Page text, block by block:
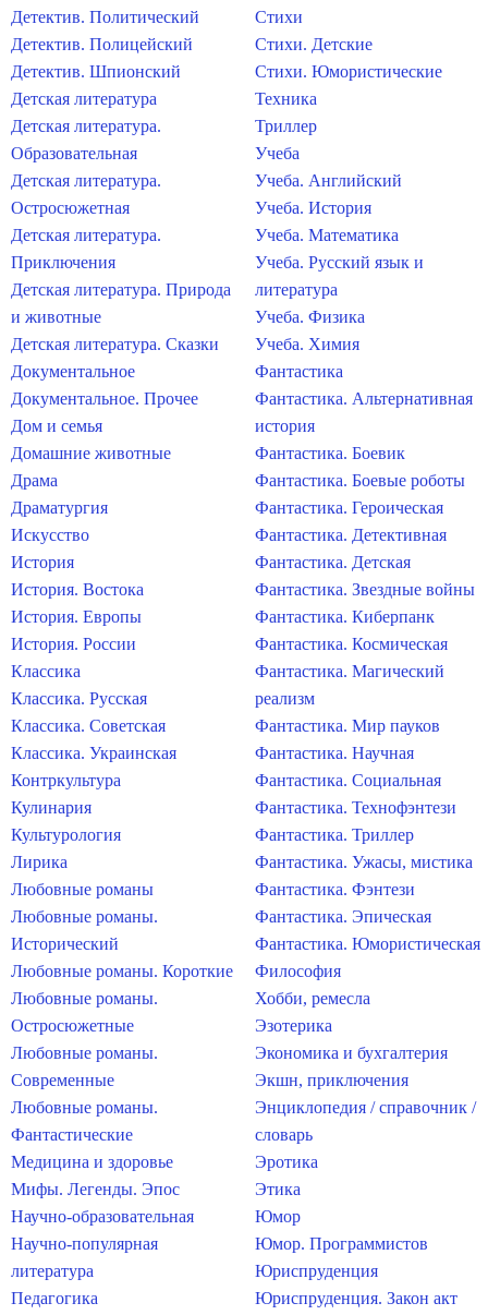
Детектив. Политический
Детектив. Полицейский
Детектив. Шпионский
Детская литература
Детская литература.
Образовательная
Детская литература.
Остросюжетная
Детская литература.
Приключения
Детская литература. Природа
и животные
Детская литература. Сказки
Документальное
Документальное. Прочее
Дом и семья
Домашние животные
Драма
Драматургия
Искусство
История
История. Востока
История. Европы
История. России
Классика
Классика. Русская
Классика. Советская
Классика. Украинская
Контркультура
Кулинария
Культурология
Лирика
Любовные романы
Любовные романы.
Исторический
Любовные романы. Короткие
Любовные романы.
Остросюжетные
Любовные романы.
Современные
Любовные романы.
Фантастические
Медицина и здоровье
Мифы. Легенды. Эпос
Научно-образовательная
Научно-популярная
литература
Педагогика
Стихи
Стихи. Детские
Стихи. Юмористические
Техника
Триллер
Учеба
Учеба. Английский
Учеба. История
Учеба. Математика
Учеба. Русский язык и
литература
Учеба. Физика
Учеба. Химия
Фантастика
Фантастика. Альтернативная
история
Фантастика. Боевик
Фантастика. Боевые роботы
Фантастика. Героическая
Фантастика. Детективная
Фантастика. Детская
Фантастика. Звездные войны
Фантастика. Киберпанк
Фантастика. Космическая
Фантастика. Магический
реализм
Фантастика. Мир пауков
Фантастика. Научная
Фантастика. Социальная
Фантастика. Технофэнтези
Фантастика. Триллер
Фантастика. Ужасы, мистика
Фантастика. Фэнтези
Фантастика. Эпическая
Фантастика. Юмористическая
Философия
Хобби, ремесла
Эзотерика
Экономика и бухгалтерия
Экшн, приключения
Энциклопедия / справочник /
словарь
Эротика
Этика
Юмор
Юмор. Программистов
Юриспруденция
Юриспруденция. Закон акт